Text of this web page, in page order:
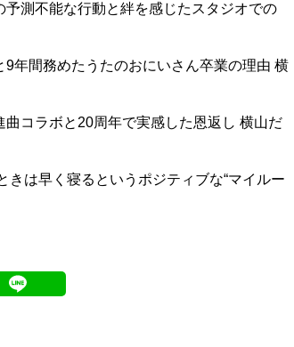
測不能な行動と絆を感じたスタジオでの
年間務めたうたのおにいさん卒業の理由 横
コラボと20周年で実感した恩返し 横山だ
は早く寝るというポジティブな“マイルー